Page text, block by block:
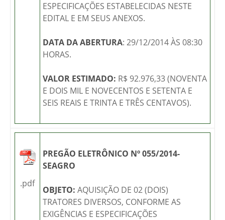
ESPECIFICAÇÕES ESTABELECIDAS NESTE
EDITAL E EM SEUS ANEXOS.
DATA DA ABERTURA: 29/12/2014 ÀS 08:30
HORAS.
VALOR ESTIMADO: R$ 92.976,33 (NOVENTA
E DOIS MIL E NOVECENTOS E SETENTA E
SEIS REAIS E TRINTA E TRÊS CENTAVOS).
.pdf
PREGÃO ELETRÔNICO Nº 055/2014-
SEAGRO
OBJETO: AQUISIÇÃO DE 02 (DOIS)
TRATORES DIVERSOS, CONFORME AS
EXIGÊNCIAS E ESPECIFICAÇÕES